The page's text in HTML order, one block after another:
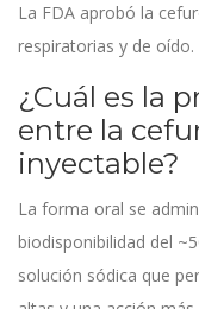
La FDA aprobó la
respiratorias y de oído.
¿Cuál es la
entre la
inyectable?
La forma oral se
biodisponibilidad del
solución sódica que